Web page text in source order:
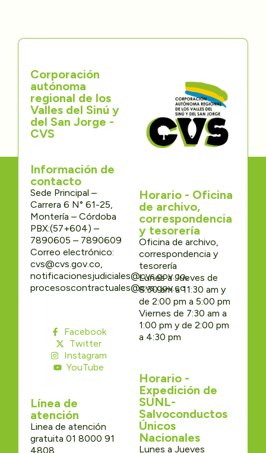
Contáctenos
Corporación
autónoma
regional de los
Valles del Sinú y
del San Jorge -
CVS
Información de
contacto
Sede Principal –
Carrera 6 N° 61-25,
Montería – Córdoba
PBX:(57+604) –
7890605 – 7890609
Correo electrónico:
cvs@cvs.gov.co,
notificacionesjudiciales@cvs.gov.co,
procesoscontractuales@cvs.gov.co
Facebook
Twitter
Instagram
YouTube
Línea de
atención
Linea de atención
gratuita 01 8000 91
4808
Horario - Oficina
de archivo,
correspondencia
y tesorería
Oficina de archivo,
correspondencia y
tesorería
Lunes a Jueves de
8:30 am a 11:30 am y
de 2:00 pm a 5:00 pm
Viernes de 7:30 am a
1:00 pm y de 2:00 pm
a 4:30 pm
Horario -
Expedición de
SUNL-
Salvoconductos
Únicos
Nacionales
Lunes a Jueves